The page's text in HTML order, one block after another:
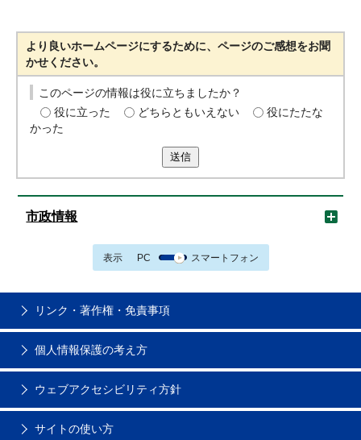
より良いホームページにするために、ページのご感想をお聞
かせください。
このページの情報は役に立ちましたか？
役に立った
どちらともいえない
役にたたな
かった
送信
市政情報
表示 PC スマートフォン
リンク・著作権・免責事項
個人情報保護の考え方
ウェブアクセシビリティ方針
サイトの使い方